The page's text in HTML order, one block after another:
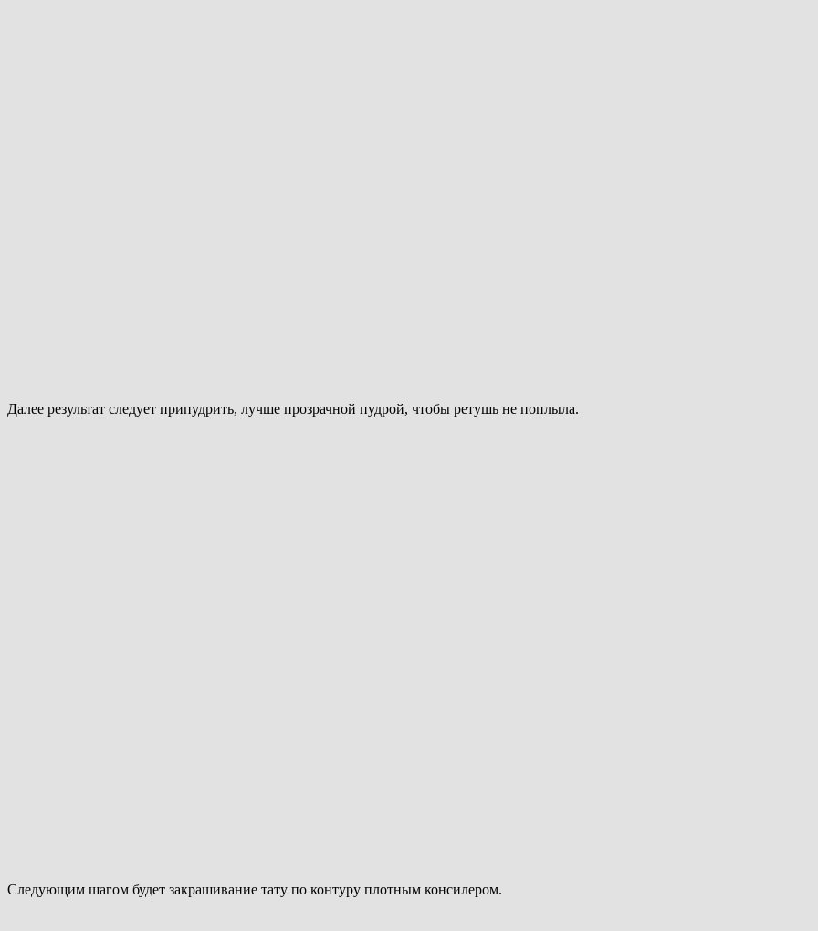
Далее результат следует припудрить, лучше прозрачной пудрой, чтобы ретушь не поплыла.
Следующим шагом будет закрашивание тату по контуру плотным консилером.